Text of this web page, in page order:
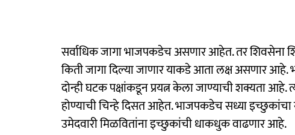
सर्वाधिक जागा भाजपकडेच असणार आहेत. तर शिवसेना
किती जागा दिल्या जाणार याकडे आता लक्ष असणार
दोन्ही घटक पक्षांकडून प्रयत्न केला जाण्याची शक्यता आहे.
होण्याची चिन्हे दिसत आहेत. भाजपकडेच सध्या
उमेदवारी मिळवितांना इच्छुकांची धाकधुक वाढणार आहे.